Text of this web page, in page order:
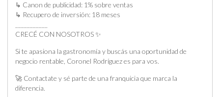
↳ Canon de publicidad: 1% sobre ventas
↳ Recupero de inversión: 18 meses
CRECÉ CON NOSOTROS ✨
Si te apasiona la gastronomía y buscás una oportunidad de
negocio rentable, Coronel Rodríguez es para vos.
🚀 Contactate y sé parte de una franquicia que marca la
diferencia.